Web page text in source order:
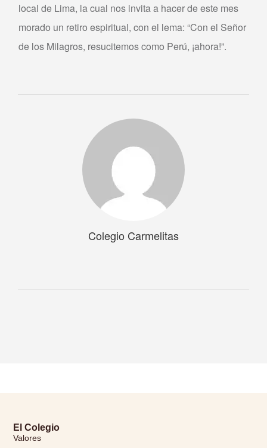
local de Lima, la cual nos invita a hacer de este mes
morado un retiro espiritual, con el lema: “Con el Señor
de los Milagros, resucitemos como Perú, ¡ahora!”.
Colegio Carmelitas
El Colegio
Valores